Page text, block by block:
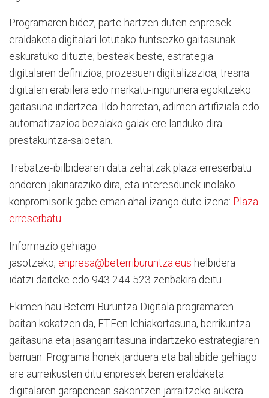
Programaren bidez, parte hartzen duten enpresek
eraldaketa digitalari lotutako funtsezko gaitasunak
eskuratuko dituzte; besteak beste, estrategia
digitalaren definizioa, prozesuen digitalizazioa, tresna
digitalen erabilera edo merkatu-ingurunera egokitzeko
gaitasuna indartzea. Ildo horretan, adimen artifiziala edo
automatizazioa bezalako gaiak ere landuko dira
prestakuntza-saioetan.
Trebatze-ibilbidearen data zehatzak plaza erreserbatu
ondoren jakinaraziko dira, eta interesdunek inolako
konpromisorik gabe eman ahal izango dute izena: Plaza
erreserbatu
Informazio gehiago
jasotzeko, enpresa@beterriburuntza.eus helbidera
idatzi daiteke edo 943 244 523 zenbakira deitu.
Ekimen hau Beterri-Buruntza Digitala programaren
baitan kokatzen da, ETEen lehiakortasuna, berrikuntza-
gaitasuna eta jasangarritasuna indartzeko estrategiaren
barruan. Programa honek jarduera eta baliabide gehiago
ere aurreikusten ditu enpresek beren eraldaketa
digitalaren garapenean sakontzen jarraitzeko aukera